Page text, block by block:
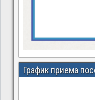
График приема